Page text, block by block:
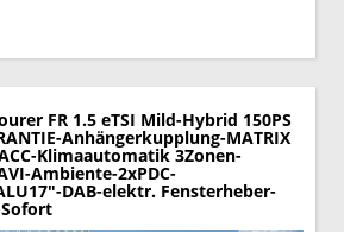
drucken
FR 1.5 eTSI Mild-Hybrid 150PS
Anhängerkupplung-MATRIX
ACC-Klimaautomatik 3Zonen-
Ambiente-2xPDC-
DAB-elektr. Fensterheber-
Sofort